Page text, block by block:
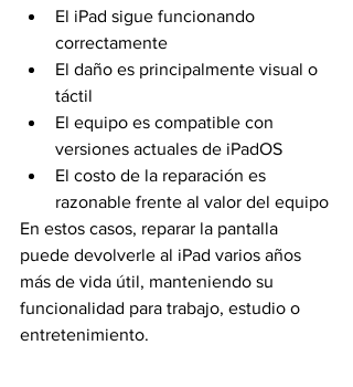
El iPad sigue funcionando
correctamente
El daño es principalmente visual o
táctil
El equipo es compatible con
versiones actuales de iPadOS
El costo de la reparación es
razonable frente al valor del equipo
En estos casos, reparar la pantalla
puede devolverle al iPad varios años
más de vida útil, manteniendo su
funcionalidad para trabajo, estudio o
entretenimiento.